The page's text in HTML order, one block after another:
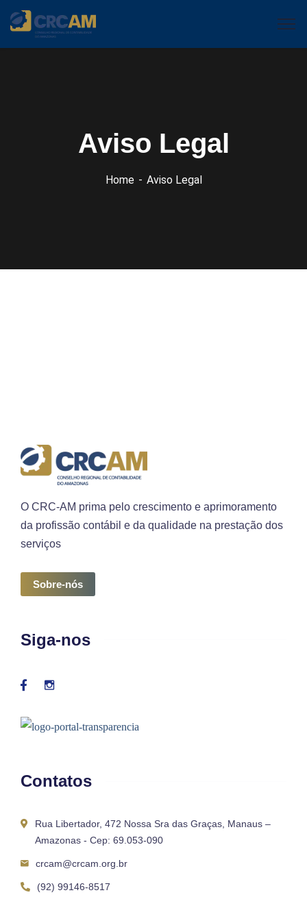
Aviso Legal
Home Aviso Legal
O CRC-AM prima pelo crescimento e aprimoramento
da profissão contábil e da qualidade na prestação dos
serviços
Sobre-nós
Siga-nos
Contatos
Rua Libertador, 472 Nossa Sra das Graças, Manaus –
Amazonas - Cep: 69.053-090
crcam@crcam.org.br
(92) 99146-8517